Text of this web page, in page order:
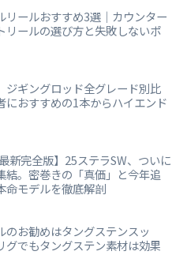
リールおすすめ3選｜カウンター
リールの選び方と失敗しないポ
ジギングロッド全グレード別比
におすすめの1本からハイエンド
新完全版】25ステラSW、ついに
結。密巻きの「真価」と今年追
命モデルを徹底解剖
のお勧めはタングステンスッ
グでもタングステン素材は効果